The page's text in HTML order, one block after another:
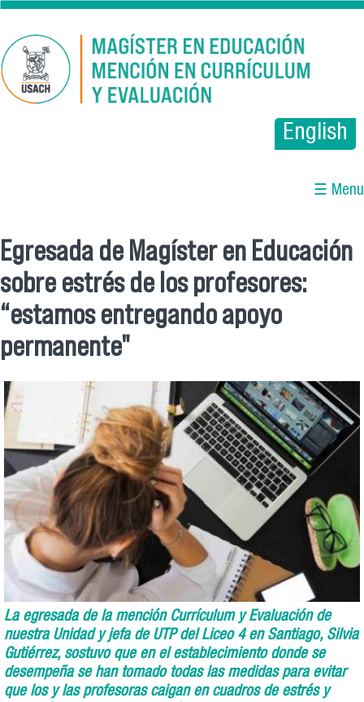
Pasar al contenido principal
English
☰ Menu
Se encuentra usted aquí
Egresada de Magíster en Educación
sobre estrés de los profesores:
“estamos entregando apoyo
permanente"
La egresada de la mención Currículum y Evaluación de
nuestra Unidad y jefa de UTP del Liceo 4 en Santiago, Silvia
Gutiérrez, sostuvo que en el establecimiento donde se
desempeña se han tomado todas las medidas para evitar
que los y las profesoras caigan en cuadros de estrés y